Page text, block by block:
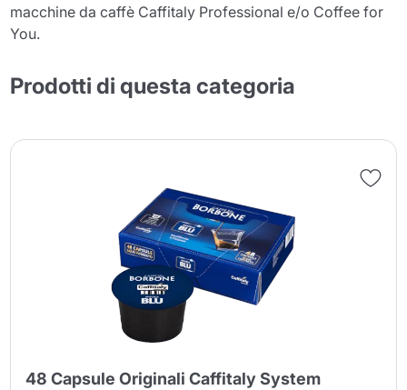
macchine da caffè Caffitaly Professional e/o Coffee for
You.
Prodotti di questa categoria
48 Capsule Originali Caffitaly System